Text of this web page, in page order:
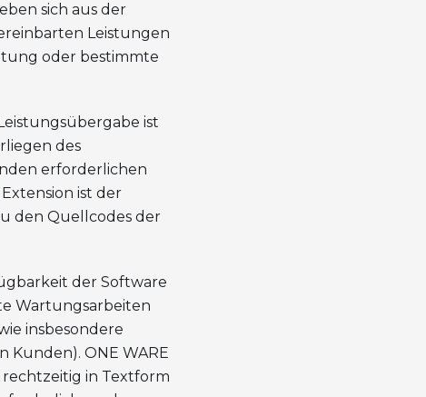
sich aus der
Leistungen
oder bestimmte
ist
des
erforderlichen
ist der
den Quellcodes der
der Software
Wartungsarbeiten
insbesondere
ONE WARE
in Textform